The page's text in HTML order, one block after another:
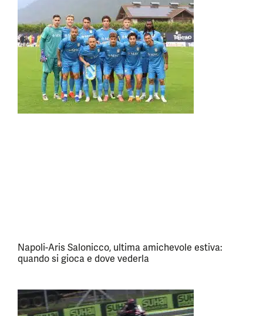
Napoli-Aris Salonicco, ultima amichevole estiva:
quando si gioca e dove vederla